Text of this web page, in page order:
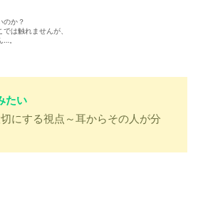
のか？
は触れませんが、
。
たい
にする視点～耳からその人が分